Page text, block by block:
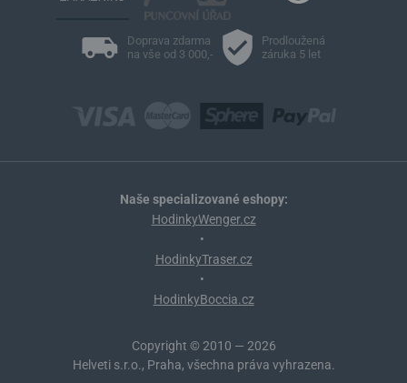
Doprava zdarma
na vše od 3 000,-
Prodloužená
záruka 5 let
Naše specializované eshopy:
HodinkyWenger.cz
•
HodinkyTraser.cz
•
HodinkyBoccia.cz
Copyright © 2010 — 2026
Helveti s.r.o., Praha, všechna práva vyhrazena.